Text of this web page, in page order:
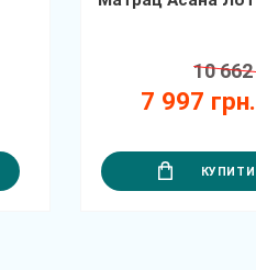
7 997
10 662
КУПИТИ